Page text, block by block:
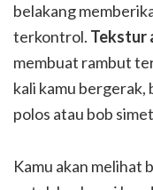
belakang
terkontrol. Tekstur
membuat rambut
kali kamu
polos atau bob
Kamu akan melihat